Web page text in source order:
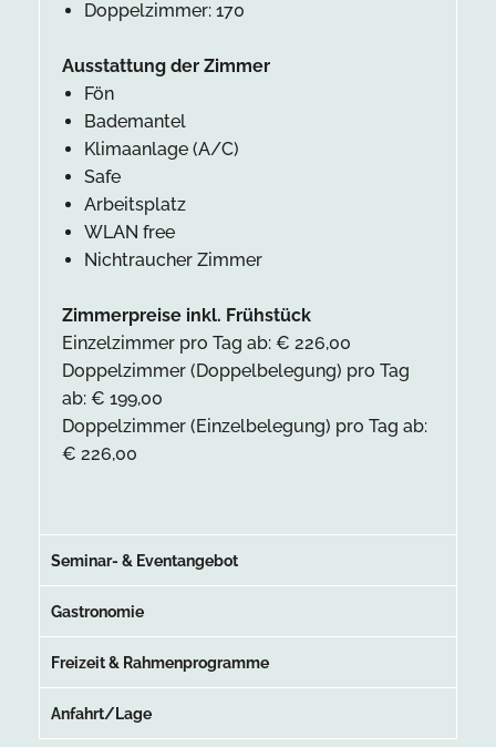
Doppelzimmer: 170
Ausstattung der Zimmer
Fön
Bademantel
Klimaanlage (A/C)
Safe
Arbeitsplatz
WLAN free
Nichtraucher Zimmer
Zimmerpreise inkl. Frühstück
Einzelzimmer pro Tag ab: € 226,00
Doppelzimmer (Doppelbelegung) pro Tag
ab: € 199,00
Doppelzimmer (Einzelbelegung) pro Tag ab:
€ 226,00
Seminar- & Eventangebot
Gastronomie
Freizeit & Rahmenprogramme
Anfahrt/Lage